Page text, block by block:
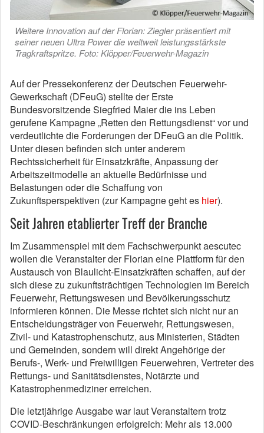
Weitere Innovation auf der Florian: Ziegler präsentiert mit
seiner neuen Ultra Power die weltweit leistungsstärkste
Tragkraftspritze. Foto: Klöpper/Feuerwehr-Magazin
Auf der Pressekonferenz der Deutschen Feuerwehr-
Gewerkschaft (DFeuG) stellte der Erste
Bundesvorsitzende Siegfried Maier die ins Leben
gerufene Kampagne „Retten den Rettungsdienst“ vor und
verdeutlichte die Forderungen der DFeuG an die Politik.
Unter diesen befinden sich unter anderem
Rechtssicherheit für Einsatzkräfte, Anpassung der
Arbeitszeitmodelle an aktuelle Bedürfnisse und
Belastungen oder die Schaffung von
Zukunftsperspektiven (zur Kampagne geht es hier).
Seit Jahren etablierter Treff der Branche
Im Zusammenspiel mit dem Fachschwerpunkt aescutec
wollen die Veranstalter der Florian eine Plattform für den
Austausch von Blaulicht-Einsatzkräften schaffen, auf der
sich diese zu zukunftsträchtigen Technologien im Bereich
Feuerwehr, Rettungswesen und Bevölkerungsschutz
informieren können. Die Messe richtet sich nicht nur an
Entscheidungsträger von Feuerwehr, Rettungswesen,
Zivil- und Katastrophenschutz, aus Ministerien, Städten
und Gemeinden, sondern will direkt Angehörige der
Berufs-, Werk- und Freiwilligen Feuerwehren, Vertreter des
Rettungs- und Sanitätsdienstes, Notärzte und
Katastrophenmediziner erreichen.
Die letztjährige Ausgabe war laut Veranstaltern trotz
COVID-Beschränkungen erfolgreich: Mehr als 13.000